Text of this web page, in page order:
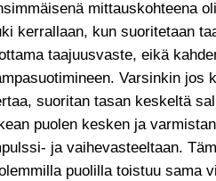
mittauskohteena
kerrallaan, kun suoritetaan
taajuusvaste, eikä
Varsinkin jos
suoritan tasan keskeltä
puolen kesken ja
ja vaihevasteeltaan.
puolilla toistuu sama